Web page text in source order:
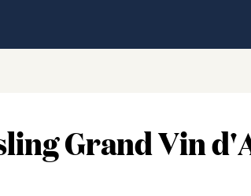
Grand Vin